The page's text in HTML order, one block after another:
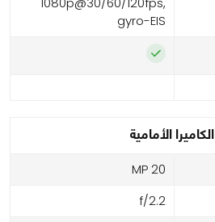
gyro-EIS
الكاميرا الأمامية
20 MP
f/2.2